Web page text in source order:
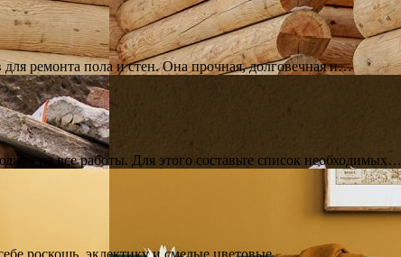
ремонта пола и стен. Она прочная, долговечная и…
на все работы. Для этого составьте список необходимых…
роскошь, эклектику и смелые цветовые…